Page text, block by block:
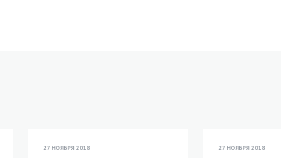
27 НОЯБРЯ 2018 27 НОЯБРЯ 2018